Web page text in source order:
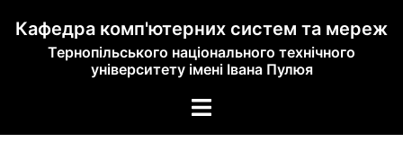
Кафедра комп'ютерних систем та мереж
Тернопільського національного технічного
університету імені Івана Пулюя